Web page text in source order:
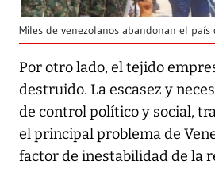
Miles de venezolanos abandonan el país
Por otro lado, el tejido
destruido. La escasez y
de control político y social,
el principal problema de
factor de inestabilidad de la